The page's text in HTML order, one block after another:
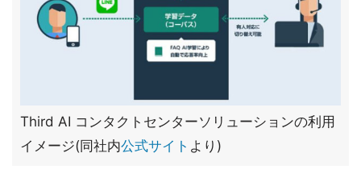
Third AI コンタクトセンターソリューションの利用
イメージ(同社内公式サイト より)